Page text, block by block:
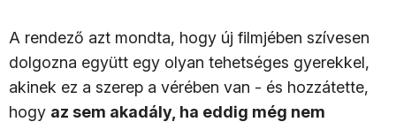
A rendező azt mondta, hogy új filmjében szívesen
dolgozna együtt egy olyan tehetséges gyerekkel,
akinek ez a szerep a vérében van - és hozzátette,
hogy az sem akadály, ha eddig még nem